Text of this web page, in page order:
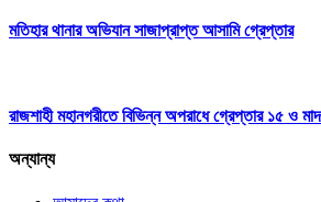
মতিহার থানার অভিযান সাজাপ্রাপ্ত আসামি গ্রেপ্তার
রাজশাহী মহানগরীতে বিভিন্ন অপরাধে গ্রেপ্তার ১৫ ও
অন্যান্য